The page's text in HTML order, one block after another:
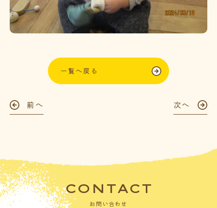
一覧へ戻る
前へ 次へ
CONTACT
お問い合わせ